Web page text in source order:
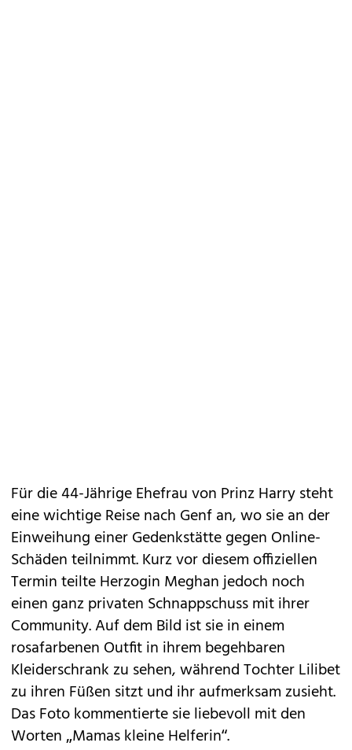
Für die 44-Jährige Ehefrau von Prinz Harry steht
eine wichtige Reise nach Genf an, wo sie an der
Einweihung einer Gedenkstätte gegen Online-
Schäden teilnimmt. Kurz vor diesem offiziellen
Termin teilte Herzogin Meghan jedoch noch
einen ganz privaten Schnappschuss mit ihrer
Community. Auf dem Bild ist sie in einem
rosafarbenen Outfit in ihrem begehbaren
Kleiderschrank zu sehen, während Tochter Lilibet
zu ihren Füßen sitzt und ihr aufmerksam zusieht.
Das Foto kommentierte sie liebevoll mit den
Worten „Mamas kleine Helferin“.